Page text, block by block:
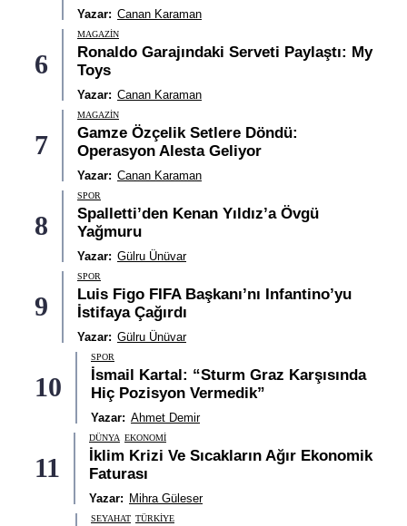
Yazar: Canan Karaman
6
MAGAZIN
Ronaldo Garajındaki Serveti Paylaştı: My
Toys
Yazar: Canan Karaman
7
MAGAZIN
Gamze Özçelik Setlere Döndü:
Operasyon Alesta Geliyor
Yazar: Canan Karaman
8
SPOR
Spalletti’den Kenan Yıldız’a Övgü
Yağmuru
Yazar: Gülru Ünüvar
9
SPOR
Luis Figo FIFA Başkanı’nı Infantino’yu
İstifaya Çağırdı
Yazar: Gülru Ünüvar
10
SPOR
İsmail Kartal: “Sturm Graz Karşısında
Hiç Pozisyon Vermedik”
Yazar: Ahmet Demir
11
DÜNYA EKONOMI
İklim Krizi Ve Sıcakların Ağır Ekonomik
Faturası
Yazar: Mihra Güleser
SEYAHAT TÜRKIYE